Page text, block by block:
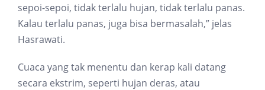
sepoi-sepoi, tidak terlalu hujan, tidak terlalu panas.
Kalau terlalu panas, juga bisa bermasalah,” jelas
Hasrawati.
Cuaca yang tak menentu dan kerap kali datang
secara ekstrim, seperti hujan deras, atau